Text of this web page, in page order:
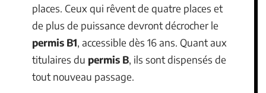
places. Ceux qui rêvent de quatre places et
de plus de puissance devront décrocher le
permis B1, accessible dès 16 ans. Quant aux
titulaires du permis B, ils sont dispensés de
tout nouveau passage.